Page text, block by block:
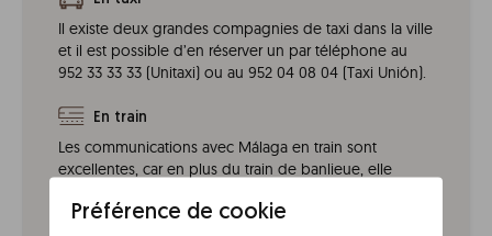
Il existe deux grandes compagnies de taxi dans la ville
et il est possible d’en réserver un par téléphone au
952 33 33 33 (Unitaxi) ou au 952 04 08 04 (Taxi Unión).
En train
Les communications avec Málaga en train sont
excellentes, car en plus du train de banlieue, elle
Zambrano. La proximité du centre-ville, en à peine 10
Préférence de cookie